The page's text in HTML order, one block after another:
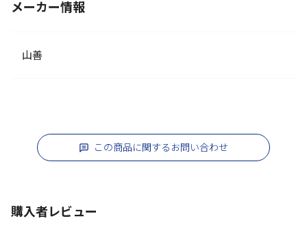
メーカー情報
山善
この商品に関するお問い合わせ
購入者レビュー